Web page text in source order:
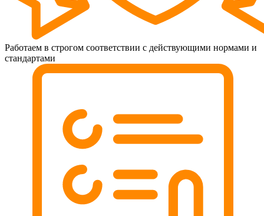
Работаем в строгом соответствии с действующими нормами и
стандартами